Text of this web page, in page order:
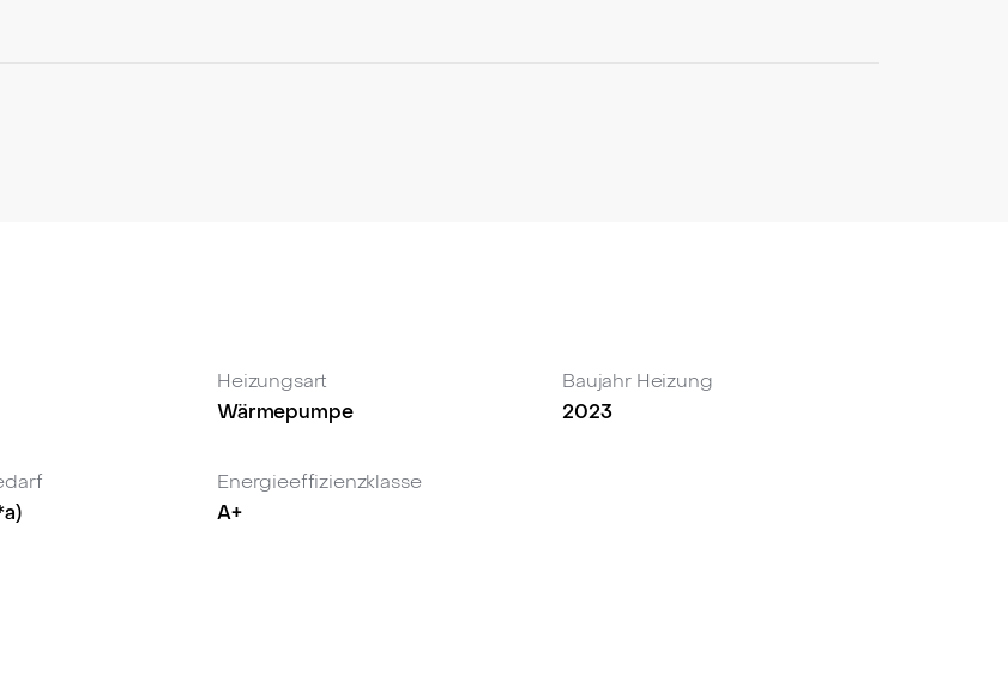
unterstreicht das zukunftsorientierte Konzept dieser Immobilie.
Heizungsart
Wärmepumpe
Baujahr Heizung
2023
Energieeffizienzklasse
A+